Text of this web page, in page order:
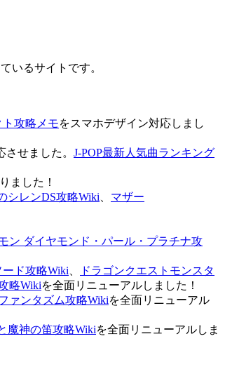
いるサイトです。
ト攻略メモをスマホデザイン対応しまし
させました。 J-POP最新人気曲ランキング
ました！
シレンDS攻略Wiki
マザー
ン ダイヤモンド・パール・プラチナ攻
ード攻略Wiki
ドラゴンクエストモンスタ
略Wikiを全面リニューアルしました！
ァンタズム攻略Wikiを全面リニューアル
魔神の笛攻略Wikiを全面リニューアルしま